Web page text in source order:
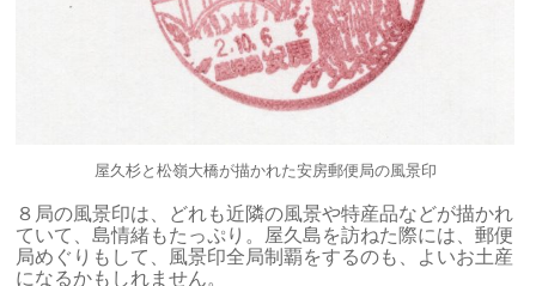
屋久杉と松嶺大橋が描かれた安房郵便局の風景印
８局の風景印は、どれも近隣の風景や特産品などが描かれ
ていて、島情緒もたっぷり。屋久島を訪ねた際には、郵便
局めぐりもして、風景印全局制覇をするのも、よいお土産
になるかもしれません。